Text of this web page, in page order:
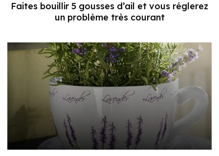
Faites bouillir 5 gousses d’ail et vous réglerez
un problème très courant